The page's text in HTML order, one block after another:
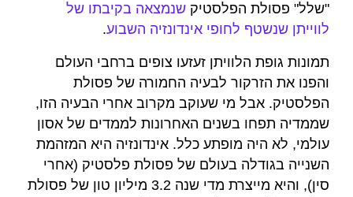
"שלל" פסולת הפלסטיק שנמצאה בקיבתו של
לווייתן שנשטף לחופי אינדונזיה השבוע.
תמונות גופת הלוויתן זעזעו צופים ברחבי העולם
והפנו את הזרקור לבעיה החמורה של פסולת
הפלסטיק. אבל מי שעוקב מקרוב אחרי הבעיה הזו,
שממדיה תפחו בשנים האחרונות לממדים של אסון
עולמי, לא היה מופתע כלל. אינדונזיה היא המזהמת
השנייה בגודלה בעולם של פסולת פלסטיק (אחרי
סין), והיא מייצרת מדי שנה 3.2 מיליון טון של פסולת